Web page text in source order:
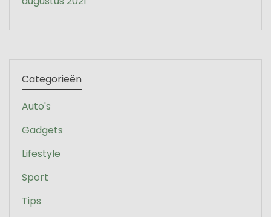
Categorieën
Auto's
Gadgets
Lifestyle
Sport
Tips